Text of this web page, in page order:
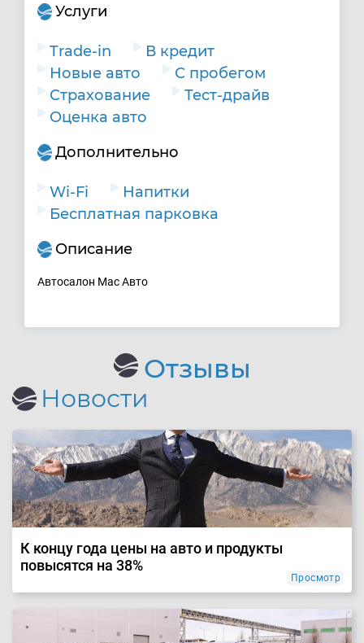
Услуги
Trade-in
В кредит
Новые авто
С пробегом
Страхование
Тест-драйв
Оценка авто
Дополнительно
Wi-Fi
Напитки
Бесплатная парковка
Описание
Автосалон Мас Авто
Отзывы
Новости
К концу года цены на авто и продукты
повысятся на 38%
Просмотр